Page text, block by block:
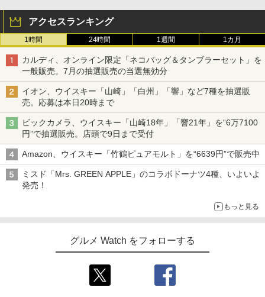
アクセスランキング
1時間 24時間 1週間 1カ月
カルディ、オンライン限定「ネコバッグ＆タンブラーセット」を
一般販売。7月の抽選販売の当選無効分
イオン、ウイスキー「山崎」「白州」「響」など7種を抽選販
売。応募は本日20時まで
ビックカメラ、ウイスキー「山崎18年」「響21年」を“6万7100
円”で抽選販売。店頭で9日まで受付
Amazon、ウイスキー「竹鶴ピュアモルト」を“6639円”で販売中
ミスド「Mrs. GREEN APPLE」のコラボドーナツ4種、いよいよ
発売！
もっと見る
グルメ Watch をフォローする